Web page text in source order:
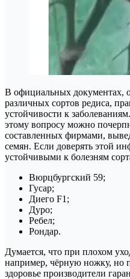
В официальных документах,
различных сортов редиса,
устойчивости к
этому вопросу можно
составленных фирмами,
семян. Если доверять этой
устойчивыми к болезням
Вюрцбургский 59;
Гусар;
Диего F1;
Дуро;
Ребел;
Рондар.
Думается, что при плохом
например, чёрную ножку, но
здоровье производители